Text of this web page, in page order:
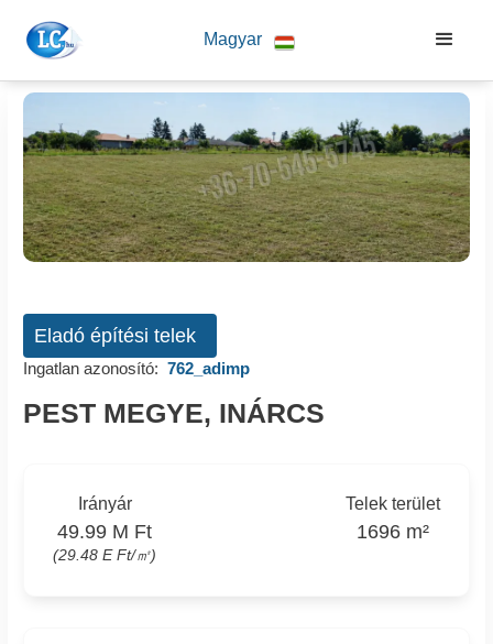
Magyar
Eladó építési telek
Ingatlan azonosító: 762_adimp
PEST MEGYE, INÁRCS
Irányár
49.99 M Ft
(29.48 E Ft/㎡)
Telek terület
1696 m²